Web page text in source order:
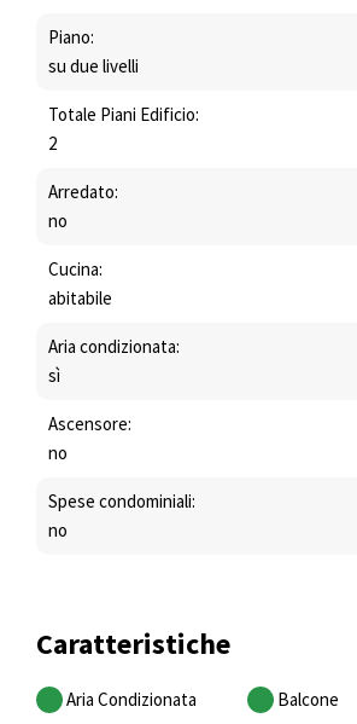
Piano:
su due livelli
Totale Piani Edificio:
2
Arredato:
no
Cucina:
abitabile
Aria condizionata:
sì
Ascensore:
no
Spese condominiali:
no
Caratteristiche
Aria Condizionata Balcone